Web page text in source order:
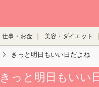
仕事・お金 美容・ダイエット
きっと明日もいい日だよね
きっと明日もいい